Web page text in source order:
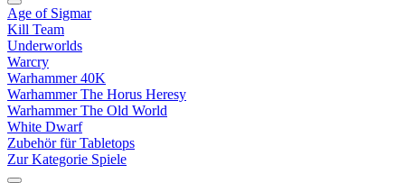
Age of Sigmar
Kill Team
Underworlds
Warcry
Warhammer 40K
Warhammer The Horus Heresy
Warhammer The Old World
White Dwarf
Zubehör für Tabletops
Zur Kategorie Spiele